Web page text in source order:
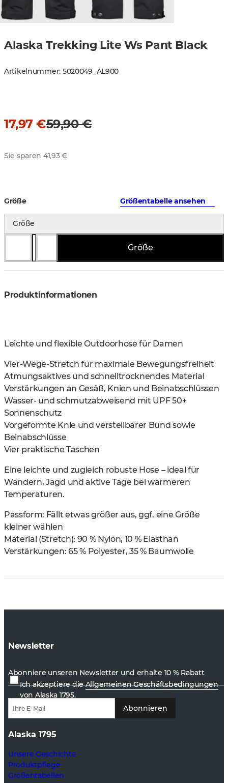
Alaska Trekking Lite Ws Pant Black
Artikelnummer: 5020049 AL900
17,97 €59,90 €
Sie sparen 41,93 €
Größe Größentabelle ansehen
Größe
Größe
Produktinformationen
Leichte und flexible Outdoorhose für Damen
Vier-Wege-Stretch für maximale Bewegungsfreiheit
Atmungsaktives und schnelltrocknendes Material
Verstärkungen an Gesäß, Knien und Beinabschlüssen
Wasser- und schmutzabweisend mit UPF 50+
Sonnenschutz
Vorgeformte Knie und verstellbarer Bund sowie
Beinabschlüsse
Vier praktische Taschen
Eine leichte und zugleich robuste Hose – ideal für
Wandern, Jagd und aktive Tage bei wärmeren
Temperaturen.
Passform: Fällt etwas größer aus, ggf. eine Größe
kleiner wählen
Material (Stretch): 90 % Nylon, 10 % Elasthan
Verstärkungen: 65 % Polyester, 35 % Baumwolle
Newsletter
Abonniere unseren Newsletter und erhalte 10 % Rabatt
Ich akzeptiere dieAllgemeinen Geschäftsbedingungen
von Alaska 1795.
Abonnieren
Alaska 1795
Unsere Geschichte
Produktpflege
Größentabellen